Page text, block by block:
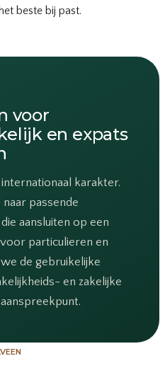
beste bij past.
voor
en expats
karakter.
passende
aansluiten op een
particulieren en
de gebruikelijke
en zakelijke